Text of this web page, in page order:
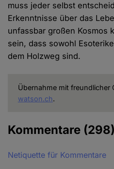
muss jeder selbst
Erkenntnisse über das
unfassbar großen Kosmos
sein, dass sowohl
dem Holzweg sind.
Übernahme mit freundlicher
watson.ch.
Kommentare (298)
Netiquette für Kommentare